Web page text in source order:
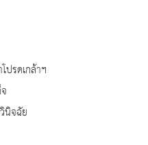
รดเกล้าฯ
นิจฉัย